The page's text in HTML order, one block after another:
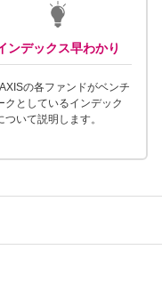
ンデックス早わかり
の各ファンドがベンチ
クとしているインデック
ついて説明します。